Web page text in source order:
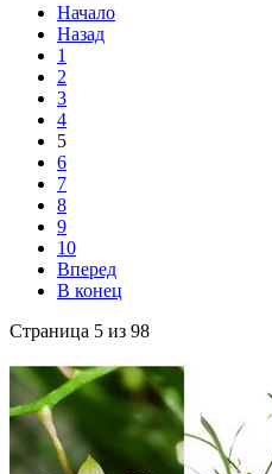
Начало
Назад
1
2
3
4
5
6
7
8
9
10
Вперед
В конец
Страница 5 из 98